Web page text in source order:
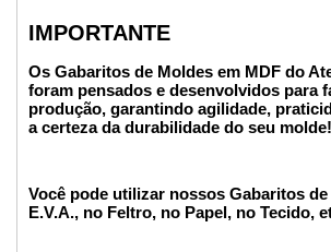
IMPORTANTE
Os Gabaritos de Moldes em MDF do
foram pensados e desenvolvidos para
produção, garantindo agilidade,
a certeza da durabilidade do seu molde!
Você pode utilizar nossos Gabaritos
E.V.A., no Feltro, no Papel, no Tecido,